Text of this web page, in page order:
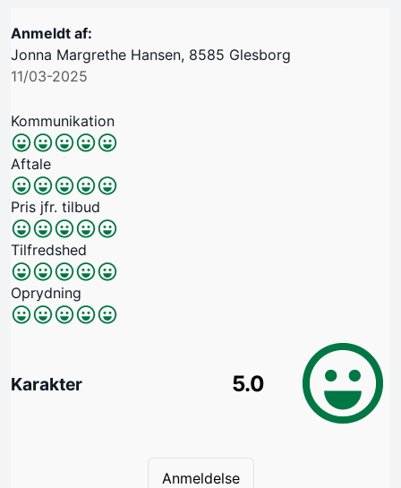
Anmeldt af:
Jonna Margrethe Hansen, 8585 Glesborg
11/03-2025
Kommunikation
Aftale
Pris jfr. tilbud
Tilfredshed
Oprydning
Karakter 5.0
Anmeldelse